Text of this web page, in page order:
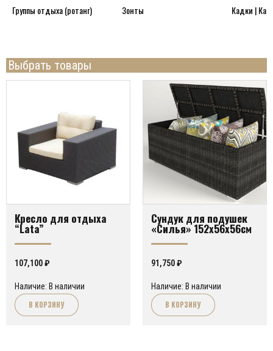
Группы отдыха (ротанг) Зонты Кадки |
Выбрать товары
Кресло для отдыха
“Lata”
107,100₽
Наличие: В наличии
В КОРЗИНУ
Сундук для подушек
«Силья» 152х56х56см
91,750₽
Наличие: В наличии
В КОРЗИНУ